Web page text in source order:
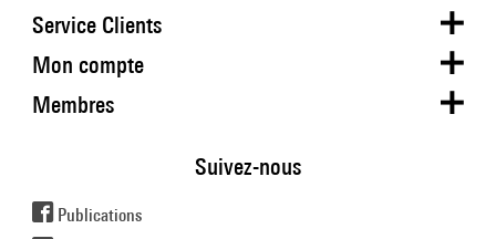
Service Clients
Mon compte
Membres
Suivez-nous
Publications